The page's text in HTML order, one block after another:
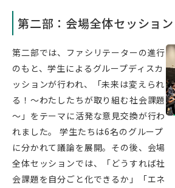
第二部：会場全体セッション
第二部では、ファシリテーターの進行
のもと、学生によるグループディスカ
ッションが行われ、「未来は変えられ
る！～わたしたちが取り組む社会課題
～」をテーマに活発な意見交換が行わ
れました。 学生たちは6名のグループ
に分かれて議論を展開。その後、会場
全体セッションでは、「どうすれば社
会課題を自分ごと化できるか」「エネ